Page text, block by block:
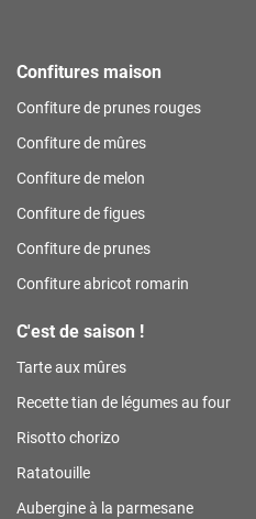
Confitures maison
Confiture de prunes rouges
Confiture de mûres
Confiture de melon
Confiture de figues
Confiture de prunes
Confiture abricot romarin
C'est de saison !
Tarte aux mûres
Recette tian de légumes au four
Risotto chorizo
Ratatouille
Aubergine à la parmesane